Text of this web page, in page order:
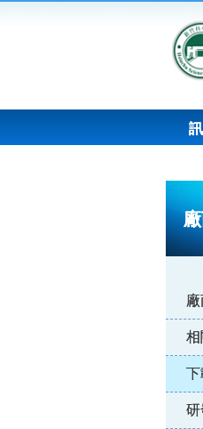
相
下
研